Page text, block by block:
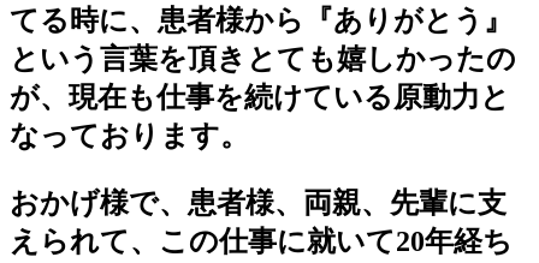
てる時に、患者様から『ありがとう』
という言葉を頂きとても嬉しかったの
が、現在も仕事を続けている原動力と
なっております。
おかげ様で、患者様、両親、先輩に支
えられて、この仕事に就いて20年経ち